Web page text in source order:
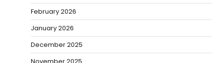
February 2026
January 2026
December 2025
November 2025